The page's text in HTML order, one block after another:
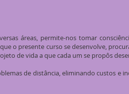
áreas, permite-nos tomar
o presente curso se desenvolve,
de vida a que cada um se propôs
de distância, eliminando custos e